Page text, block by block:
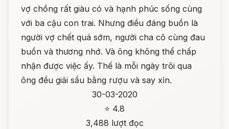
vợ chồng rất giàu có và hạnh phúc sống cùng
với ba cậu con trai. Nhưng điều đáng buồn là
người vợ chết quá sớm, người cha cô cùng đau
buồn và thương nhớ. Và ông không thể chấp
nhận được việc ấy. Thế là mỗi ngày trôi qua
ông đều giải sầu bằng rượu và say xỉn.
30-03-2020
⭐ 4.8
3,488 lượt đọc